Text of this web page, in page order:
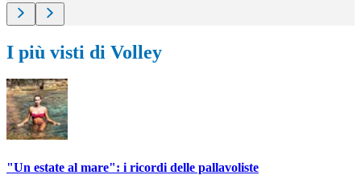
I più visti di Volley
"Un estate al mare": i ricordi delle pallavoliste